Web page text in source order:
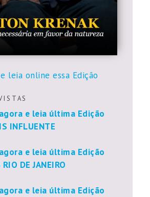
leia online essa Edição
S T A S
e leia última Edição
INFLUENTE
e leia última Edição
DE JANEIRO
e leia última Edição